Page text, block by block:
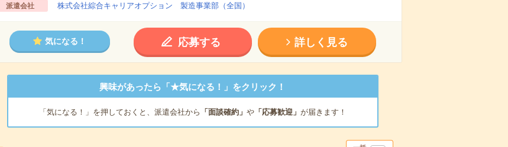
派遣会社 株式会社綜合キャリアオプション 製造事業部（全国）
気になる！ 応募する 詳しく見る
興味があったら「★気になる！」をクリック！
「気になる！」を押しておくと、派遣会社から 「面談確約」 や「応募歓迎」 が届きます！